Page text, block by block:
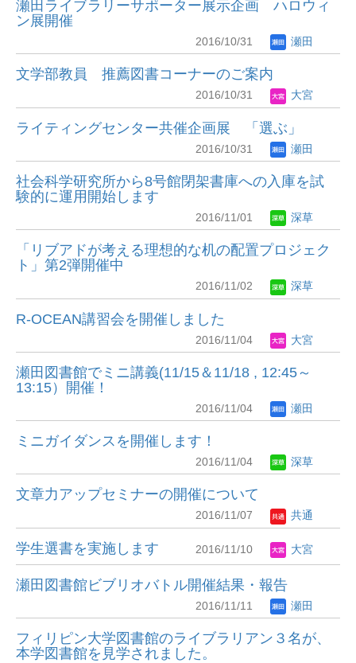
瀬田ライブラリーサポーター展示企画 ハロウィ
ン展開催
2016/10/31 瀬田
文学部教員 推薦図書コーナーのご案内
2016/10/31 大宮
ライティングセンター共催企画展 「選ぶ」
2016/10/31 瀬田
社会科学研究所から8号館閉架書庫への入庫を試
験的に運用開始します
2016/11/01 深草
「リブアドが考える理想的な机の配置プロジェク
ト」第2弾開催中
2016/11/02 深草
R-OCEAN講習会を開催しました
2016/11/04 大宮
瀬田図書館でミニ講義(11/15＆11/18 , 12:45～
13:15）開催！
2016/11/04 瀬田
ミニガイダンスを開催します！
2016/11/04 深草
文章力アップセミナーの開催について
2016/11/07 共通
学生選書を実施します 2016/11/10 大宮
瀬田図書館ビブリオバトル開催結果・報告
2016/11/11 瀬田
フィリピン大学図書館のライブラリアン３名が、
本学図書館を見学されました。